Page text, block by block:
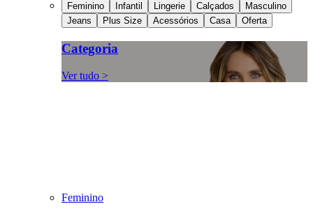
Feminino Infantil Lingerie Calçados
Masculino
Jeans
Plus Size Acessórios Casa Oferta
Categoria
Ver tudo >
Feminino